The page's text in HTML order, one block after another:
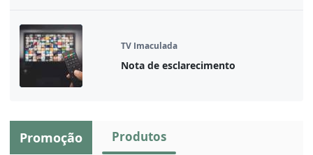
TV Imaculada
Nota de esclarecimento
Promoção Produtos